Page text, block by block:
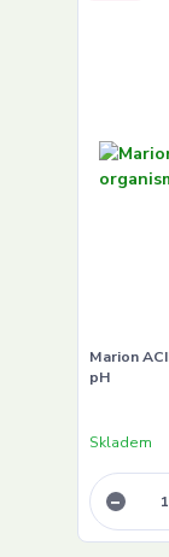
Marion
pH
Skladem